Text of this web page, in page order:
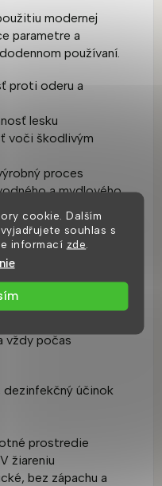
cookie. Dalším
souhlas s
informací zde
modernej
parametre a
používaní.
proti oderu a
lesku
voči škodlivým
proces
a mydlového
-
vždy počas
účinok
prostredie
žiareniu
bez zápachu a